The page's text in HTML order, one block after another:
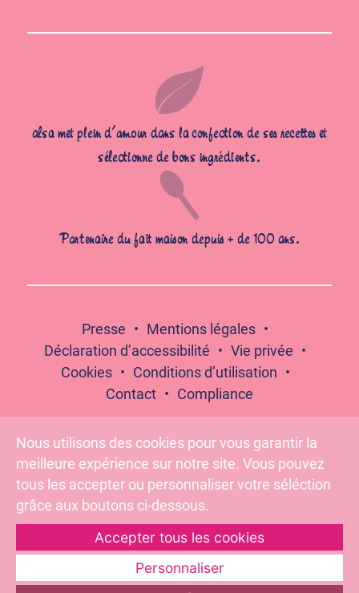
alsa met plein d’amour dans la confection de ses recettes et
sélectionne de bons ingrédients.
Partenaire du fait maison depuis + de 100 ans.
Presse
Mentions légales
Déclaration d’accessibilité
Vie privée
Cookies
Conditions d’utilisation
Contact
Compliance
Pour votre santé, évitez de grignoter entre les repas –
www.mangerbouger.fr
Suivez-nous :
Nous utilisons des cookies pour vous garantir la
meilleure expérience sur notre site. Vous pouvez
tous les accepter ou personnaliser votre séléction
grâce aux boutons ci-dessous.
Accepter tous les cookies
Personnaliser